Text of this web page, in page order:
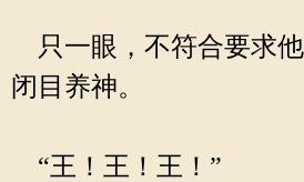
只一眼，不符合要求他
闭目养神。
“王！王！王！”